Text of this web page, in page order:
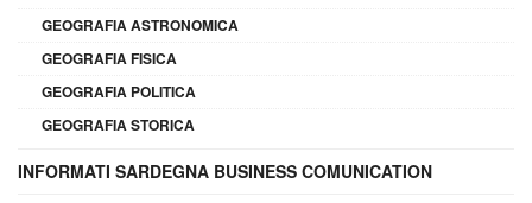
GEOGRAFIA ASTRONOMICA
GEOGRAFIA FISICA
GEOGRAFIA POLITICA
GEOGRAFIA STORICA
INFORMATI SARDEGNA BUSINESS COMUNICATION